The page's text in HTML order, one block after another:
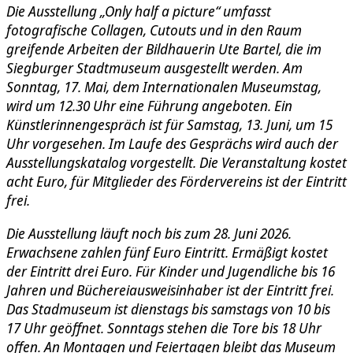
Die Ausstellung „Only half a picture“ umfasst
fotografische Collagen, Cutouts und in den Raum
greifende Arbeiten der Bildhauerin Ute Bartel, die im
Siegburger Stadtmuseum ausgestellt werden. Am
Sonntag, 17. Mai, dem Internationalen Museumstag,
wird um 12.30 Uhr eine Führung angeboten. Ein
Künstlerinnengespräch ist für Samstag, 13. Juni, um 15
Uhr vorgesehen. Im Laufe des Gesprächs wird auch der
Ausstellungskatalog vorgestellt. Die Veranstaltung kostet
acht Euro, für Mitglieder des Fördervereins ist der Eintritt
frei.
Die Ausstellung läuft noch bis zum 28. Juni 2026.
Erwachsene zahlen fünf Euro Eintritt. Ermäßigt kostet
der Eintritt drei Euro. Für Kinder und Jugendliche bis 16
Jahren und Büchereiausweisinhaber ist der Eintritt frei.
Das Stadmuseum ist dienstags bis samstags von 10 bis
17 Uhr geöffnet. Sonntags stehen die Tore bis 18 Uhr
offen. An Montagen und Feiertagen bleibt das Museum